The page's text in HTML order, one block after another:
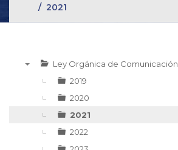
2021
Ley Orgánica de Comunicación
2019
2020
2021
2022